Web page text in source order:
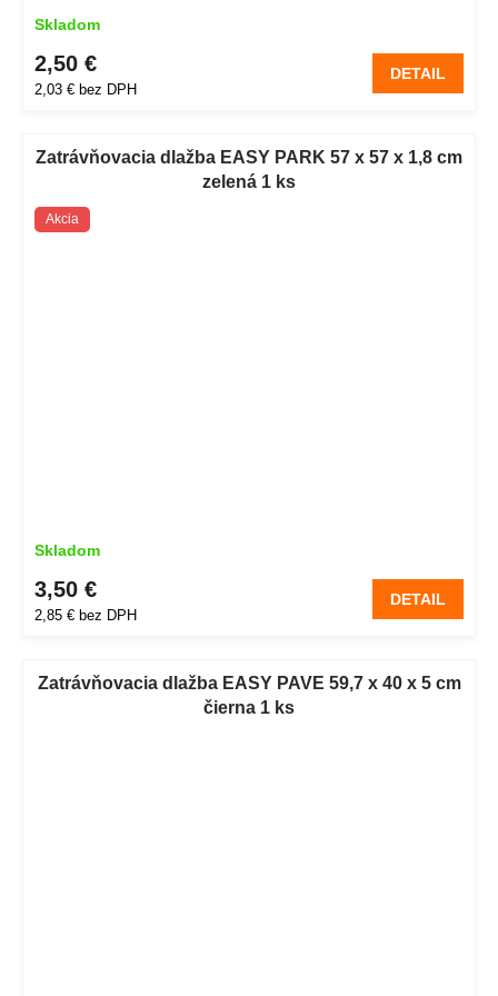
Skladom
2,03 € bez DPH
2,50 € DETAIL
Zatrávňovacia dlažba EASY PARK 57 x 57 x 1,8 cm
zelená 1 ks
Akcia
Skladom
2,85 € bez DPH
3,50 € DETAIL
Zatrávňovacia dlažba EASY PAVE 59,7 x 40 x 5 cm
čierna 1 ks